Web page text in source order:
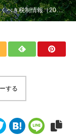
情報（2026年1月のまとめ）
する